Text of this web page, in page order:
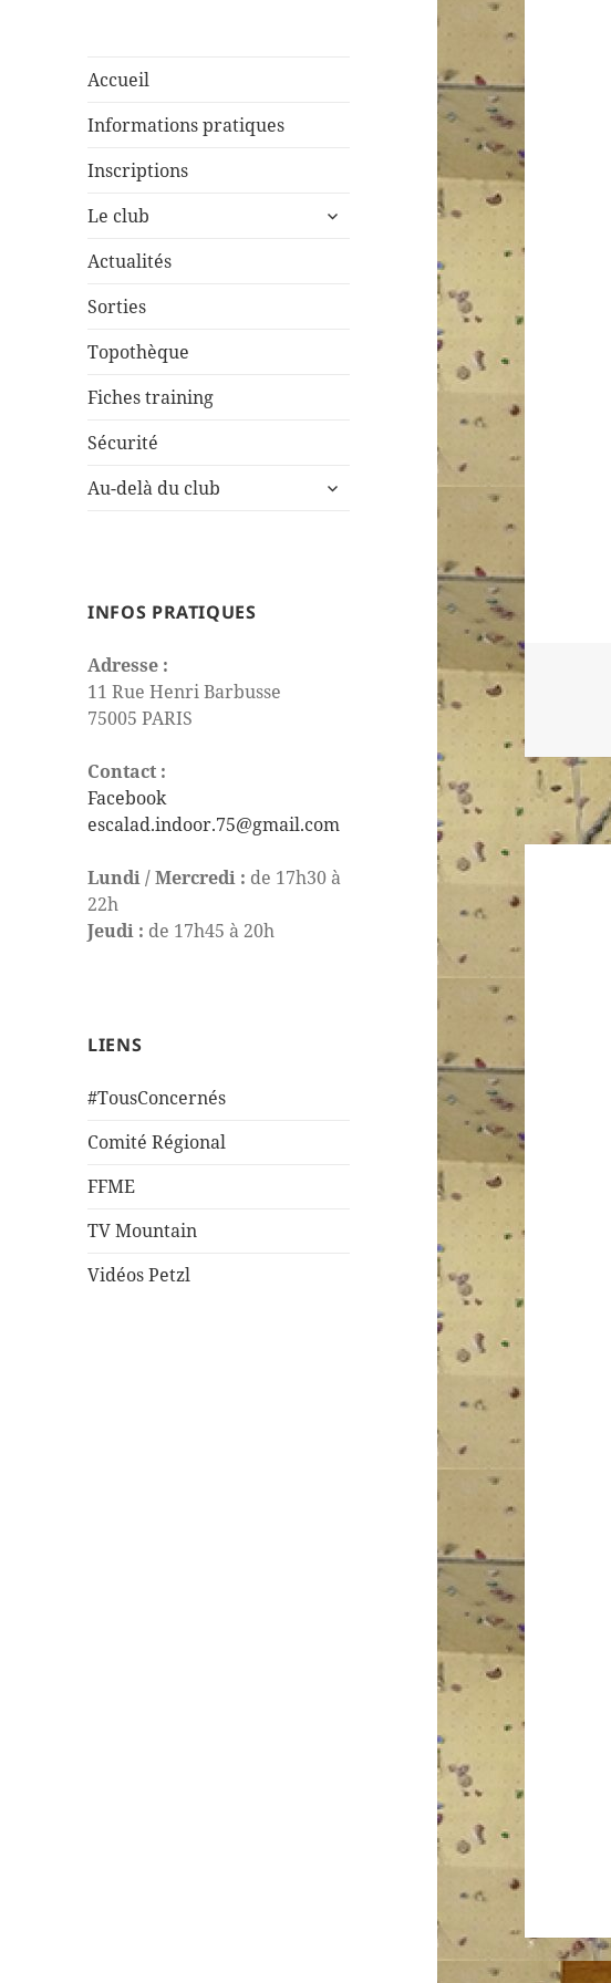
Accueil
Informations pratiques
Inscriptions
Le club
ouvrir
Actualités
Sorties
Topothèque
Fiches training
Sécurité
Au-delà du club
ouvrir
INFOS PRATIQUES
Adresse :
11 Rue Henri Barbusse
75005 PARIS
Contact :
Facebook
escalad.indoor.75@gmail.com
Lundi / Mercredi : de 17h30 à
22h
Jeudi : de 17h45 à 20h
LIENS
#TousConcernés
Comité Régional
FFME
TV Mountain
Vidéos Petzl